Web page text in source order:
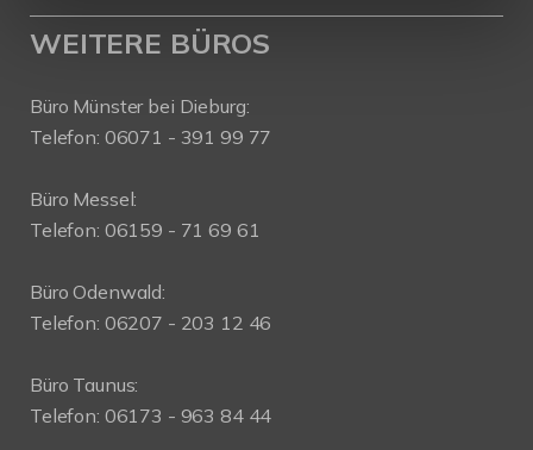
WEITERE BÜROS
Büro Münster bei Dieburg:
Telefon: 06071 - 391 99 77
Büro Messel:
Telefon: 06159 - 71 69 61
Büro Odenwald:
Telefon: 06207 - 203 12 46
Büro Taunus:
Telefon: 06173 - 963 84 44